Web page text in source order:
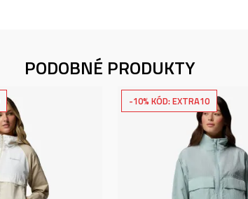
PODOBNÉ PRODUKTY
-10% KÓD: EXTRA10